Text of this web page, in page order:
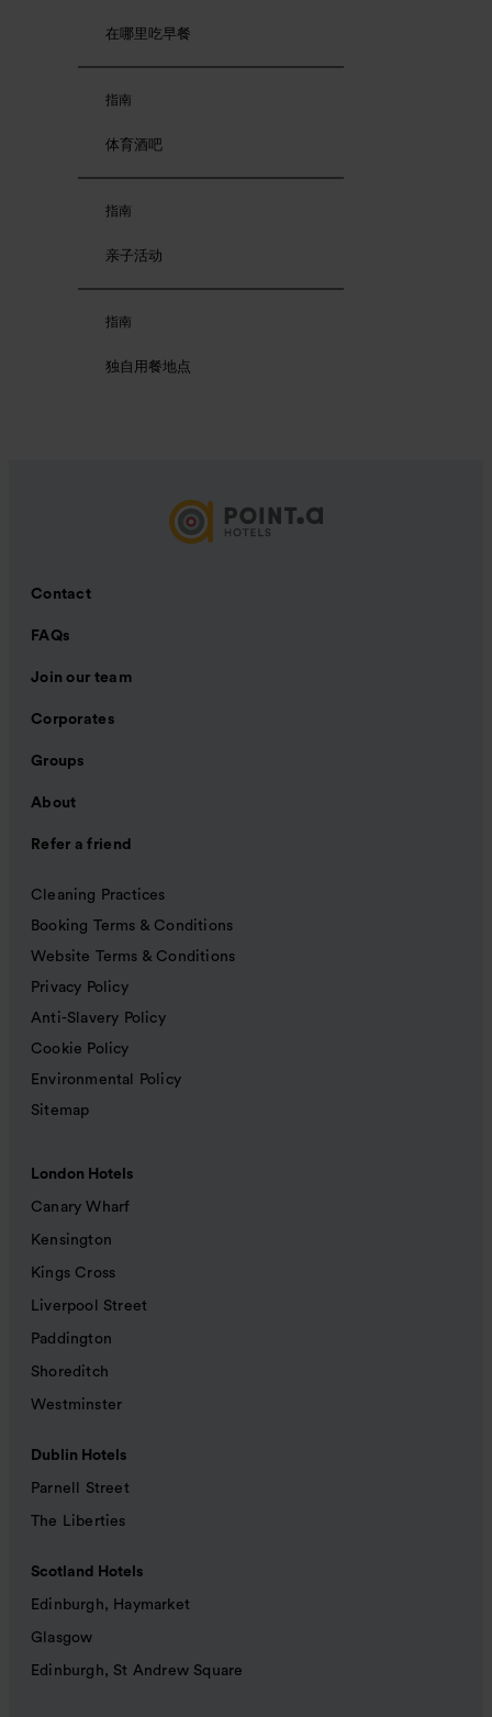
在哪里吃早餐
指南
体育酒吧
指南
亲子活动
指南
独自用餐地点
Contact
FAQs
Join our team
Corporates
Groups
About
Refer a friend
Cleaning Practices
Booking Terms & Conditions
Website Terms & Conditions
Privacy Policy
Anti-Slavery Policy
Cookie Policy
Environmental Policy
Sitemap
London Hotels
Canary Wharf
Kensington
Kings Cross
Liverpool Street
Paddington
Shoreditch
Westminster
Dublin Hotels
Parnell Street
The Liberties
Scotland Hotels
Edinburgh, Haymarket
Glasgow
Edinburgh, St Andrew Square